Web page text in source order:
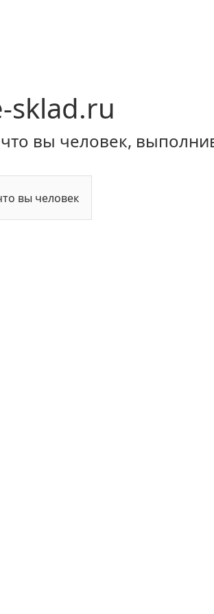
sklad.ru
вы человек,
вы человек